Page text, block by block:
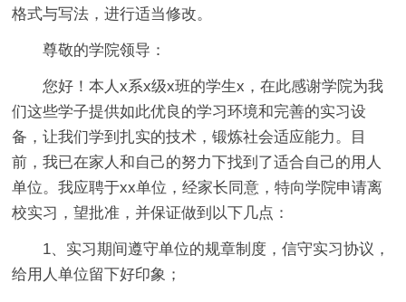
格式与写法，进行适当修改。
尊敬的学院领导：
您好！本人x系x级x班的学生x，在此感谢学院为我
们这些学子提供如此优良的学习环境和完善的实习设
备，让我们学到扎实的技术，锻炼社会适应能力。目
前，我已在家人和自己的努力下找到了适合自己的用人
单位。我应聘于xx单位，经家长同意，特向学院申请离
校实习，望批准，并保证做到以下几点：
1、实习期间遵守单位的规章制度，信守实习协议，
给用人单位留下好印象；